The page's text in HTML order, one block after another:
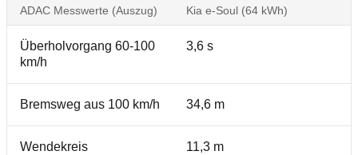
ADAC Messwerte (Auszug) Kia e-Soul (64 kWh)
Überholvorgang 60-100
km/h
3,6 s
Bremsweg aus 100 km/h 34,6 m
Wendekreis 11,3 m